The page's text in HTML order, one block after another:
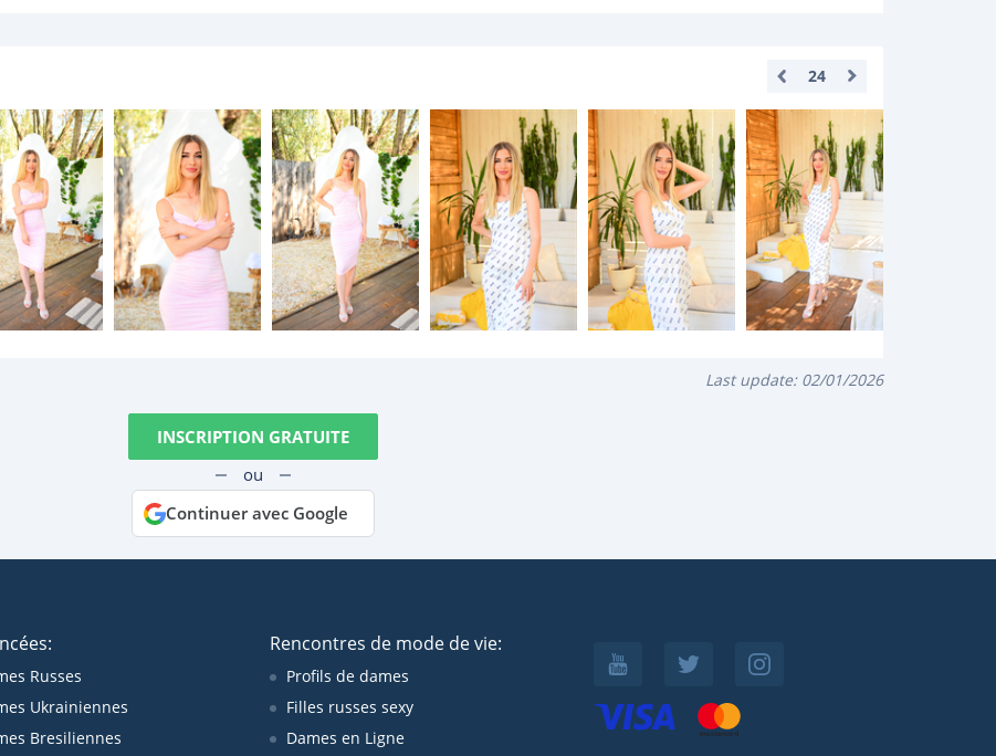
24
Last update: 02/01/2026
INSCRIPTION GRATUITE
ou
Continuer avec Google
Russes
Ukrainiennes
Bresiliennes
Rencontres de mode de vie:
Profils de dames
Filles russes sexy
Dames en Ligne